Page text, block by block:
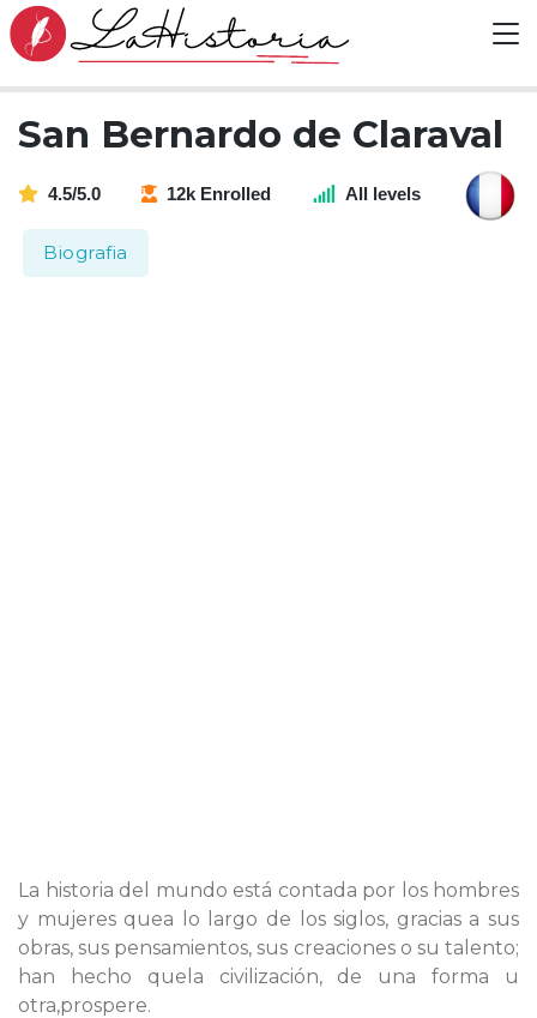
San Bernardo de Claraval
4.5/5.0 12k Enrolled All levels
Biografia
La historia del mundo está contada por los hombres
y mujeres quea lo largo de los siglos, gracias a sus
obras, sus pensamientos, sus creaciones o su talento;
han hecho quela civilización, de una forma u
otra,prospere.